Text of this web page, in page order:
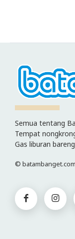
Semua tentang
Tempat
Gas liburan
©